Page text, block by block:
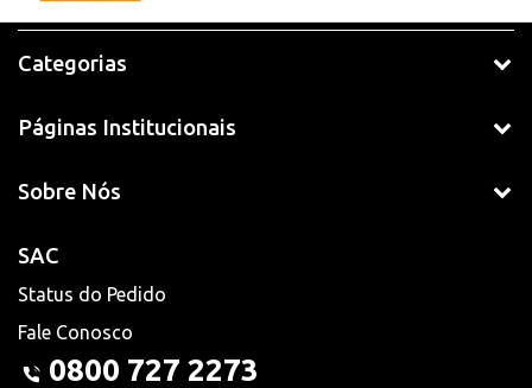
Categorias
Páginas Institucionais
Sobre Nós
SAC
Status do Pedido
Fale Conosco
0800 727 2273